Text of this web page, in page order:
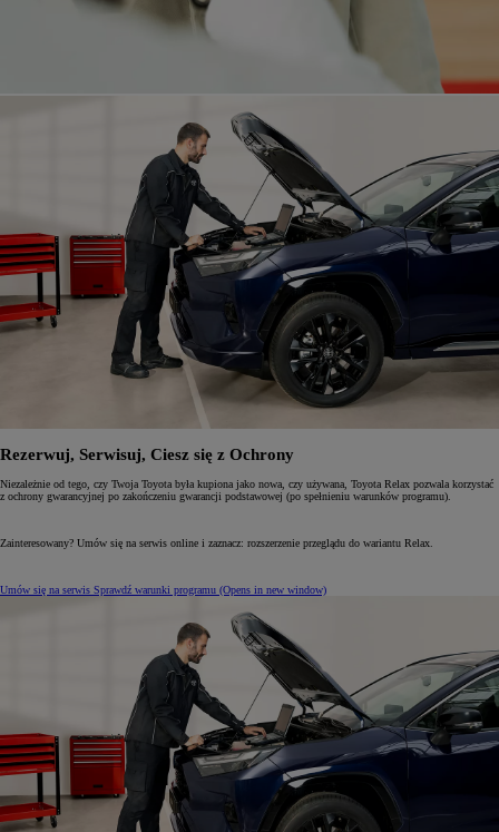
Rezerwuj, Serwisuj, Ciesz się z Ochrony
Niezależnie od tego, czy Twoja Toyota była kupiona jako nowa, czy używana, Toyota Relax pozwala korzystać
z ochrony gwarancyjnej po zakończeniu gwarancji podstawowej (po spełnieniu warunków programu).
Zainteresowany? Umów się na serwis online i zaznacz: rozszerzenie przeglądu do wariantu Relax.
Umów się na serwis Sprawdź warunki programu (Opens in new window)